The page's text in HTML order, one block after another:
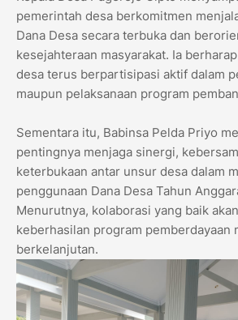
pemerintah desa berkomitmen
Dana Desa secara terbuka dan
kesejahteraan masyarakat. Ia
desa terus berpartisipasi aktif dalam
maupun pelaksanaan program
Sementara itu, Babinsa Pelda Priyo
pentingnya menjaga sinergi,
keterbukaan antar unsur desa dalam
penggunaan Dana Desa Tahun
Menurutnya, kolaborasi yang baik
keberhasilan program pemberdayaan
berkelanjutan.